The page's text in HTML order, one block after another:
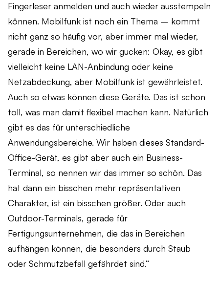
Fingerleser anmelden und auch wieder ausstempeln
können. Mobilfunk ist noch ein Thema – kommt
nicht ganz so häufig vor, aber immer mal wieder,
gerade in Bereichen, wo wir gucken: Okay, es gibt
vielleicht keine LAN-Anbindung oder keine
Netzabdeckung, aber Mobilfunk ist gewährleistet.
Auch so etwas können diese Geräte. Das ist schon
toll, was man damit flexibel machen kann. Natürlich
gibt es das für unterschiedliche
Anwendungsbereiche. Wir haben dieses Standard-
Office-Gerät, es gibt aber auch ein Business-
Terminal, so nennen wir das immer so schön. Das
hat dann ein bisschen mehr repräsentativen
Charakter, ist ein bisschen größer. Oder auch
Outdoor-Terminals, gerade für
Fertigungsunternehmen, die das in Bereichen
aufhängen können, die besonders durch Staub
oder Schmutzbefall gefährdet sind.“